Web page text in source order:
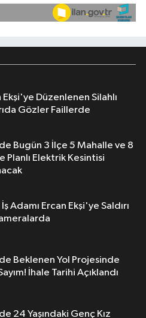
Silahlı
Gözler Faillerde
Bugün 3 İlçe 5 Mahalle ve 8
Planlı Elektrik Kesintisi
Adamı Ercan Ekşi'ye Saldırı
Beklenen Yol Projesinde
İhale Tarihi Açıklandı
24 Yaşındaki Genç Kız